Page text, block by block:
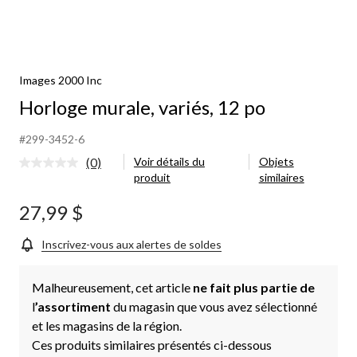
Images 2000 Inc
Horloge murale, variés, 12 po
#299-3452-6
Aucune
vers
page.
(0)
Voir détails du
produit
Objets
similaires
27,99 $
Inscrivez-vous aux alertes de soldes
Malheureusement, cet article ne fait plus partie de
l’assortiment du magasin que vous avez sélectionné
et les magasins de la région.
Ces produits similaires présentés ci-dessous